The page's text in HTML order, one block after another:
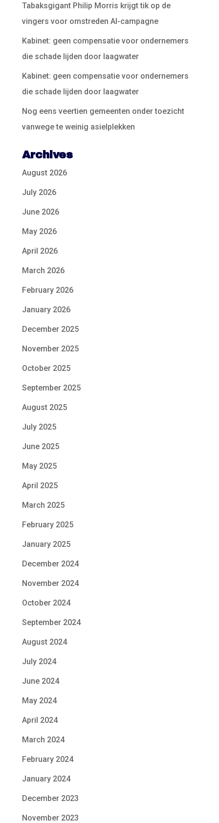
Tabaksgigant Philip Morris krijgt tik op de
vingers voor omstreden AI-campagne
Kabinet: geen compensatie voor ondernemers
die schade lijden door laagwater
Kabinet: geen compensatie voor ondernemers
die schade lijden door laagwater
Nog eens veertien gemeenten onder toezicht
vanwege te weinig asielplekken
Archives
August 2026
July 2026
June 2026
May 2026
April 2026
March 2026
February 2026
January 2026
December 2025
November 2025
October 2025
September 2025
August 2025
July 2025
June 2025
May 2025
April 2025
March 2025
February 2025
January 2025
December 2024
November 2024
October 2024
September 2024
August 2024
July 2024
June 2024
May 2024
April 2024
March 2024
February 2024
January 2024
December 2023
November 2023